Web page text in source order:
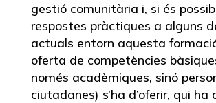
gestió comunitària i, si és
respostes pràctiques a alguns
actuals entorn aquesta
oferta de competències
només acadèmiques, sinó
ciutadanes) s’ha d’oferir, qui ha